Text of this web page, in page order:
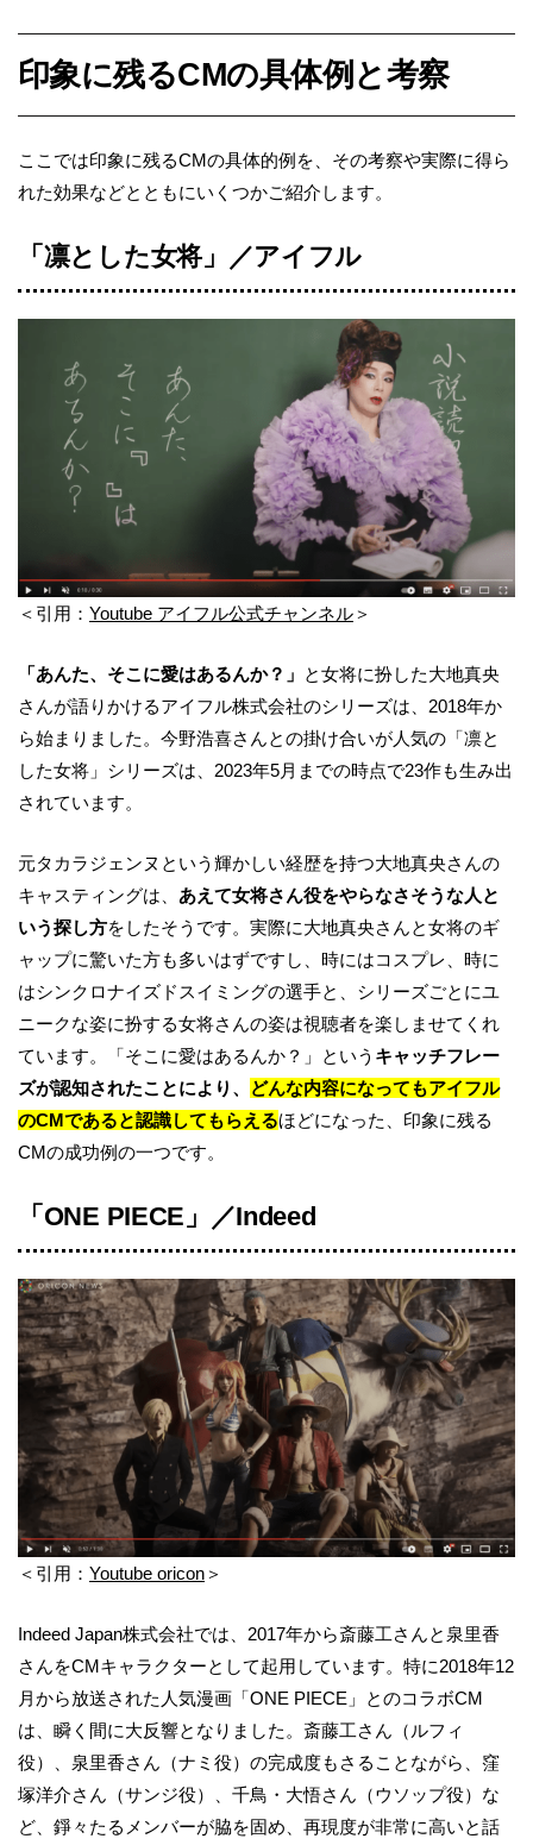
印象に残るCMの具体例と考察
ここでは印象に残るCMの具体的例を、その考察や実際に得ら
れた効果などとともにいくつかご紹介します。
「凛とした女将」／アイフル
＜引用： Youtube アイフル公式チャンネル＞
「あんた、そこに愛はあるんか？」 と女将に扮した大地真央
さんが語りかけるアイフル株式会社のシリーズは、2018年か
ら始まりました。今野浩喜さんとの掛け合いが人気の「凛と
した女将」シリーズは、2023年5月までの時点で23作も生み出
されています。
元タカラジェンヌという輝かしい経歴を持つ大地真央さんの
キャスティングは、 あえて女将さん役をやらなさそうな人と
いう探し方をしたそうです。実際に大地真央さんと女将のギ
ャップに驚いた方も多いはずですし、時にはコスプレ、時に
はシンクロナイズドスイミングの選手と、シリーズごとにユ
ニークな姿に扮する女将さんの姿は視聴者を楽しませてくれ
ています。「そこに愛はあるんか？」という キャッチフレー
ズが認知されたことにより、
どんな内容になってもアイフル
のCMであると認識してもらえるほどになった、印象に残る
CMの成功例の一つです。
「ONE PIECE」／Indeed
＜引用： Youtube oricon＞
Indeed Japan株式会社では、2017年から斎藤工さんと泉里香
さんをCMキャラクターとして起用しています。特に2018年12
月から放送された人気漫画「ONE PIECE」とのコラボCM
は、瞬く間に大反響となりました。斎藤工さん（ルフィ
役）、泉里香さん（ナミ役）の完成度もさることながら、窪
塚洋介さん（サンジ役）、千鳥・大悟さん（ウソップ役）な
ど、錚々たるメンバーが脇を固め、再現度が非常に高いと話